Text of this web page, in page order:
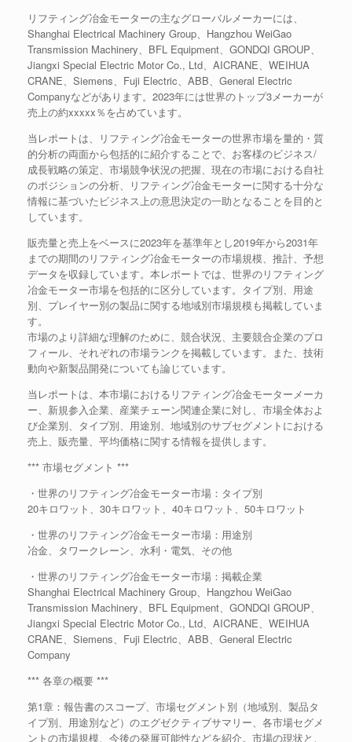
リフティング冶金モーターの主なグローバルメーカーには、
Shanghai Electrical Machinery Group、Hangzhou WeiGao
Transmission Machinery、BFL Equipment、GONDQI GROUP、
Jiangxi Special Electric Motor Co., Ltd、AICRANE、WEIHUA
CRANE、Siemens、Fuji Electric、ABB、General Electric
Companyなどがあります。2023年には世界のトップ3メーカーが
売上の約xxxxx％を占めています。
当レポートは、リフティング冶金モーターの世界市場を量的・質
的分析の両面から包括的に紹介することで、お客様のビジネス/
成長戦略の策定、市場競争状況の把握、現在の市場における自社
のポジションの分析、リフティング冶金モーターに関する十分な
情報に基づいたビジネス上の意思決定の一助となることを目的と
しています。
販売量と売上をベースに2023年を基準年とし2019年から2031年
までの期間のリフティング冶金モーターの市場規模、推計、予想
データを収録しています。本レポートでは、世界のリフティング
冶金モーター市場を包括的に区分しています。タイプ別、用途
別、プレイヤー別の製品に関する地域別市場規模も掲載していま
す。
市場のより詳細な理解のために、競合状況、主要競合企業のプロ
フィール、それぞれの市場ランクを掲載しています。また、技術
動向や新製品開発についても論じています。
当レポートは、本市場におけるリフティング冶金モーターメーカ
ー、新規参入企業、産業チェーン関連企業に対し、市場全体およ
び企業別、タイプ別、用途別、地域別のサブセグメントにおける
売上、販売量、平均価格に関する情報を提供します。
*** 市場セグメント ***
・世界のリフティング冶金モーター市場：タイプ別
20キロワット、30キロワット、40キロワット、50キロワット
・世界のリフティング冶金モーター市場：用途別
冶金、タワークレーン、水利・電気、その他
・世界のリフティング冶金モーター市場：掲載企業
Shanghai Electrical Machinery Group、Hangzhou WeiGao
Transmission Machinery、BFL Equipment、GONDQI GROUP、
Jiangxi Special Electric Motor Co., Ltd、AICRANE、WEIHUA
CRANE、Siemens、Fuji Electric、ABB、General Electric
Company
*** 各章の概要 ***
第1章：報告書のスコープ、市場セグメント別（地域別、製品タ
イプ別、用途別など）のエグゼクティブサマリー、各市場セグメ
ントの市場規模、今後の発展可能性などを紹介。市場の現状と、